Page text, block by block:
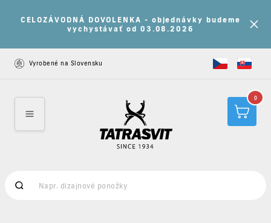
CELOZÁVODNÁ DOVOLENKA - objednávky budeme
vychystávať od 03.08.2026
Vyrobené na Slovensku
0